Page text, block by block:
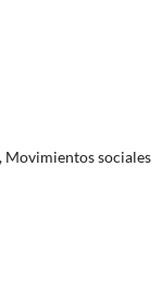
sociales